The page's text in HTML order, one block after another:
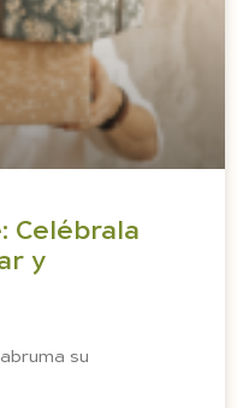
Celébrala
y
su